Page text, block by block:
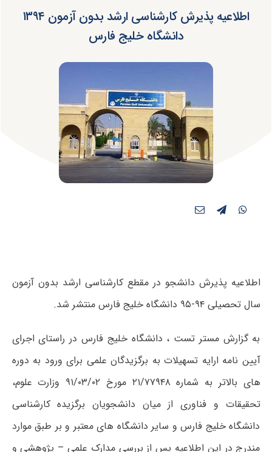
اطلاعیه پذیرش کارشناسی ارشد بدون آزمون ۱۳۹۴
دانشگاه خلیج فارس
اطلاعیه پذیرش دانشجو در مقطع کارشناسی ارشد بدون آزمون
سال تحصیلی ۹۴-۹۵ دانشگاه خلیج فارس منتشر شد.
به گزارش مستر تست ، دانشگاه خلیج فارس در راستای اجرای
آیین نامه ارایه تسهیلات به برگزیدگان علمی برای ورود به دوره
های بالاتر به شماره ۲۱/۷۷۹۴۸ مورخ ۹۱/۰۳/۰۲ وزارت علوم،
تحقیقات و فناوری از میان دانشجویان برگزیده کارشناسی
دانشگاه خلیج فارس و سایر دانشگاه های معتبر و بر طبق موارد
مندرج در این اطلاعیه پس از بررسی مدارک علمی – پژوهشی و